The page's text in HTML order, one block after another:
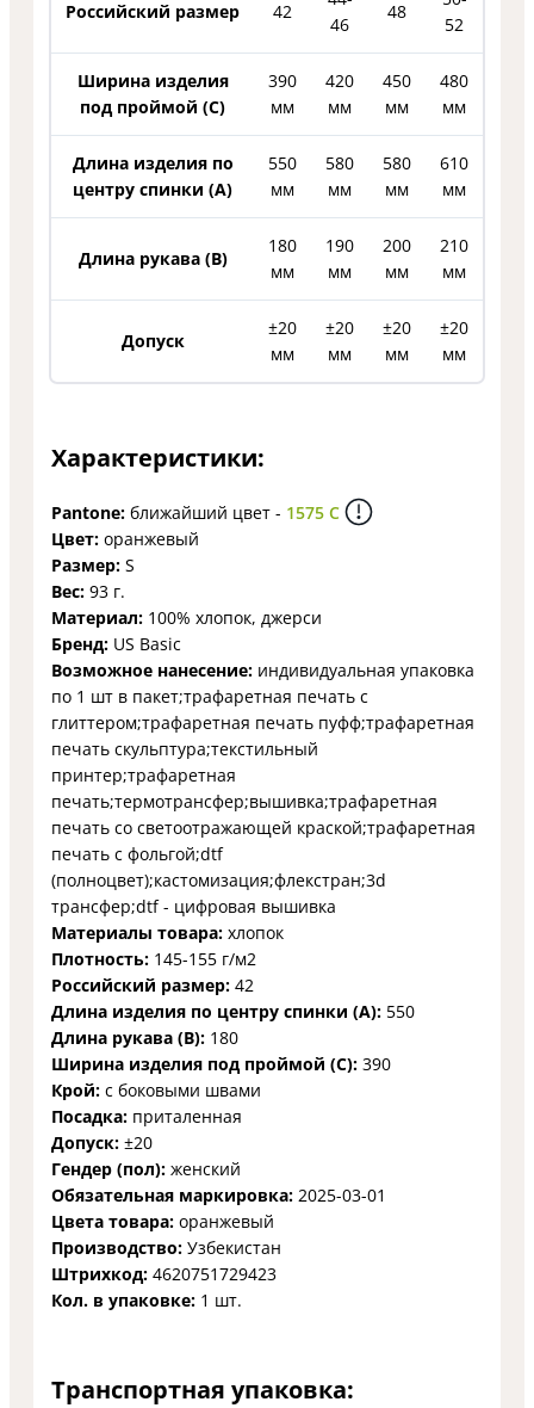
Российский размер 42
46
48
52
Ширина изделия
под проймой (С)
390
мм
420
мм
450
мм
480
мм
Длина изделия по
центру спинки (A)
550
мм
580
мм
580
мм
610
мм
Длина рукава (B)
180
мм
190
мм
200
мм
210
мм
Допуск
±20
мм
±20
мм
±20
мм
±20
мм
Характеристики:
Pantone: ближайший цвет - 1575 C
Цвет: оранжевый
Размер: S
Вес: 93 г.
Материал: 100% хлопок, джерси
Бренд: US Basic
Возможное нанесение: индивидуальная упаковка
по 1 шт в пакет;трафаретная печать с
глиттером;трафаретная печать пуфф;трафаретная
печать скульптура;текстильный
принтер;трафаретная
печать;термотрансфер;вышивка;трафаретная
печать со светоотражающей краской;трафаретная
печать с фольгой;dtf
(полноцвет);кастомизация;флекстран;3d
трансфер;dtf - цифровая вышивка
Материалы товара: хлопок
Плотность: 145-155 г/м2
Российский размер: 42
Длина изделия по центру спинки (A): 550
Длина рукава (B): 180
Ширина изделия под проймой (С): 390
Крой: с боковыми швами
Посадка: приталенная
Допуск: ±20
Гендер (пол): женский
Обязательная маркировка: 2025-03-01
Цвета товара: оранжевый
Производство: Узбекистан
Штрихкод: 4620751729423
Кол. в упаковке: 1 шт.
Транспортная упаковка: